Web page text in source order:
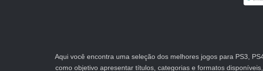
Aqui você encontra uma seleção dos melhores jogos para PS3,
como objetivo apresentar títulos, categorias e formatos